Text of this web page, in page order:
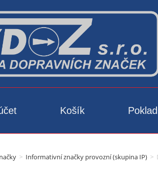
Košík
> Informativní značky provozní (skupina IP) >